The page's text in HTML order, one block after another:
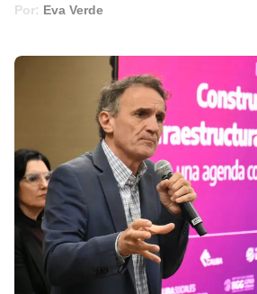
Por: Eva Verde